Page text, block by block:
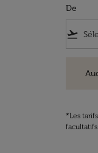
De
flight_takeoff
*Les